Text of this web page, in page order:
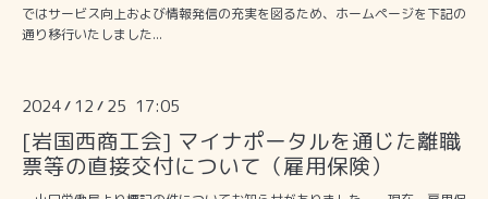
ではサービス向上および情報発信の充実を図るため、ホームページを下記の
通り移行いたしました...
2024/ 12 / 25 17:05
[岩国西商工会] マイナポータルを通じた離職
票等の直接交付について（雇用保険）